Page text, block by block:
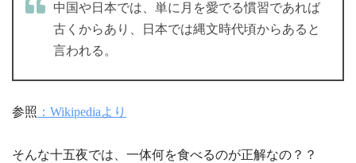
中国や日本では、単に月を愛でる慣習であれば
古くからあり、日本では縄文時代頃からあると
言われる。
参照 ：Wikipediaより
そんな十五夜では、一体何を食べるのが正解なの？？